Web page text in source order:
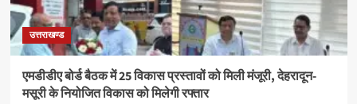
उत्तराखण्ड
एमडीडीए बोर्ड बैठक में 25 विकास प्रस्तावों को मिली मंजूरी, देहरादून-
मसूरी के नियोजित विकास को मिलेगी रफ्तार